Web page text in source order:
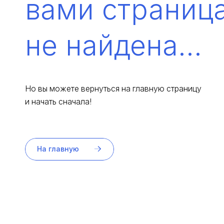
вами
не найдена...
Но вы можете вернуться на главную страницу
и начать сначала!
На главную